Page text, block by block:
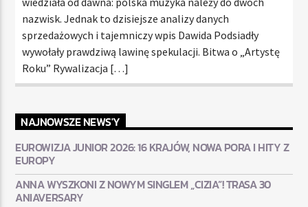
nazwisk. Jednak to dzisiejsze analizy danych
sprzedażowych i tajemniczy wpis Dawida Podsiadły
wywołały prawdziwą lawinę spekulacji. Bitwa o „Artystę
Roku” Rywalizacja […]
NAJNOWSZE NEWS'Y
EUROWIZJA JUNIOR 2026: 16 KRAJÓW, NOWA PORA I HITY Z
EUROPY
ANNA WYSZKONI Z NOWYM SINGLEM „CIZIA”! TRASA 30
ANIAVERSARY